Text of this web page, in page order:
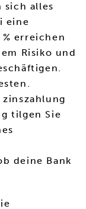
sich alles
eine
erreichen
Risiko und
tilgen Sie
deine Bank